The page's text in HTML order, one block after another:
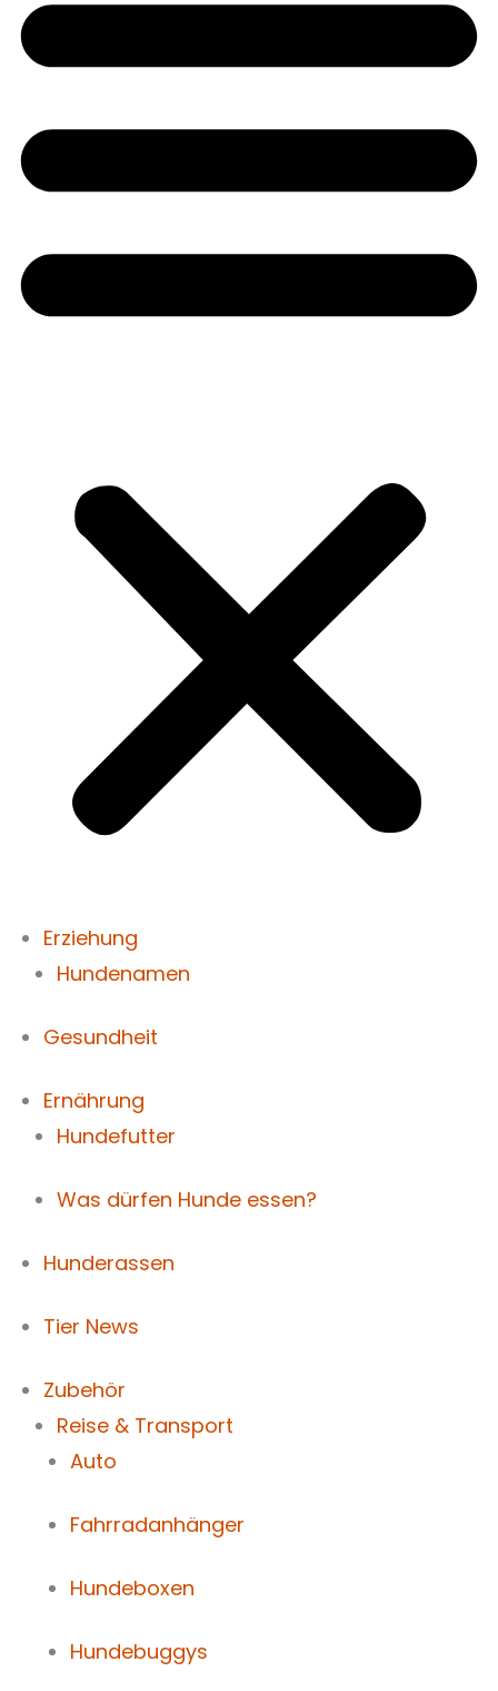
Erziehung
Hundenamen
Gesundheit
Ernährung
Hundefutter
Was dürfen Hunde essen?
Hunderassen
Tier News
Zubehör
Reise & Transport
Auto
Fahrradanhänger
Hundeboxen
Hundebuggys